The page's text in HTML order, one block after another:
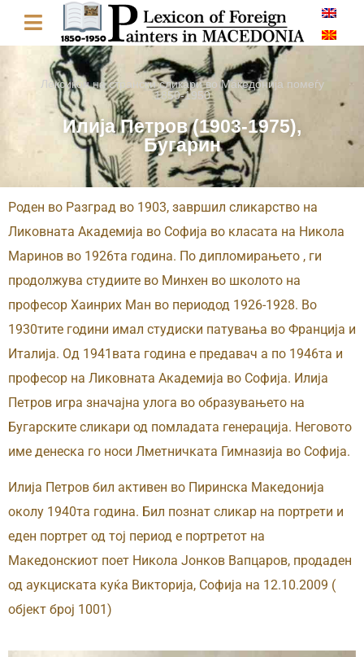
Лексикон на странски сликари во Македонија помеѓу
1850-1950
Илија Петров (1903-1975),
Бугарин
Роден во Разград во 1903, завршил сликарство на
Ликовната Академија во Софија во класата на Никола
Маринов во 1926та година. По дипломирањето , ги
продолжува студиите во Минхен во школото на
професор Хаинрих Ман во периодод 1926-1928. Во
1930тите години имал студиски патувања во Франција и
Италија. Од 1941вата година е предавач а по 1946та и
професор на Ликовната Академија во Софија. Илија
Петров игра значајна улога во образувањето на
Бугарските сликари од помладата генерација. Неговото
име денеска го носи Лметничката Гимназија во Софија.
Илија Петров бил активен во Пиринска Македонија
околу 1940та година. Бил познат сликар на портрети и
еден портрет од тој период е портретот на
Македонскиот поет Никола Јонков Вапцаров, продаден
од аукциската куќа Викторија, Софија на 12.10.2009 (
објект број 1001)